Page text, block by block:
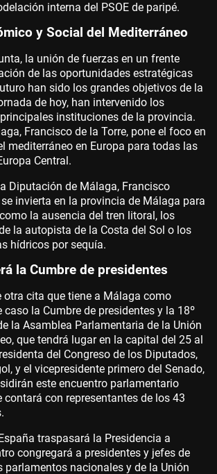
interna del PSOE de paripé.
y Social del Mediterráneo
la unión de fuerzas en un frente
de las oportunidades estratégicas
han sido los grandes objetivos de la
de hoy, han intervenido los
instituciones de la provincia.
Francisco de la Torre, pone el foco en
mediterráneo en Europa para todas las
Central.
Diputación de Málaga, Francisco
invierta en la provincia de Málaga para
la ausencia del tren litoral, los
la autopista de la Costa del Sol o los
hídricos por sequía.
la Cumbre de presidentes
otra cita que tiene a Málaga como
caso la Cumbre de presidentes y la 18º
la Asamblea Parlamentaria de la Unión
que tendrá lugar en la capital del 25 al
del Congreso de los Diputados,
y el vicepresidente primero del Senado,
este encuentro parlamentario
contará con representantes de los 43
traspasará la Presidencia a
congregará a presidentes y jefes de
parlamentos nacionales y de la Unión